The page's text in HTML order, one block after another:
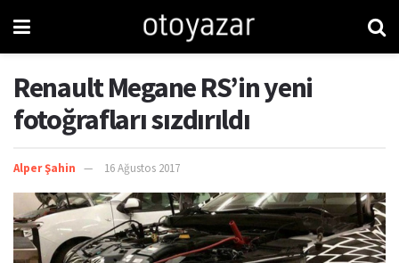
Renault Megane RS’in yeni
fotoğrafları sızdırıldı
Alper Şahin 16 Ağustos 2017